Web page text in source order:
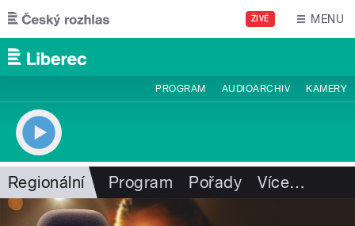
Přejít k hlavnímu obsahu
ŽIVĚ MENU
PROGRAM AUDIOARCHIV KAMERY
Regionální Program Pořady Více…